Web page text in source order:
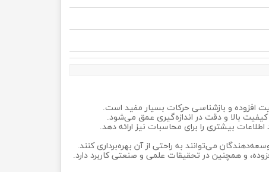
افزوده و بازشناسی حرکات بسیار مفید است.
می‌توانند به راحتی از آن بهره‌برداری کنند.
و همچنین در تحقیقات علمی و صنعتی کاربرد دارد.